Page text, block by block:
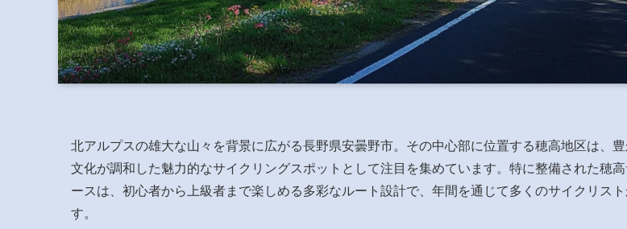
北アルプスの雄大な山々を背景に広がる長野県安曇野市。その中心部に位置する穂高地区は、
文化が調和した魅力的なサイクリングスポットとして注目を集めています。特に整備された穂
ースは、初心者から上級者まで楽しめる多彩なルート設計で、年間を通じて多くのサイクリスト
す。